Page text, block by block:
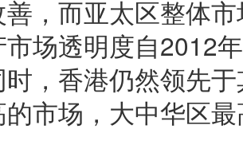
，而亚太区整体
场透明度自2012
，香港仍然领先
市场，大中华区